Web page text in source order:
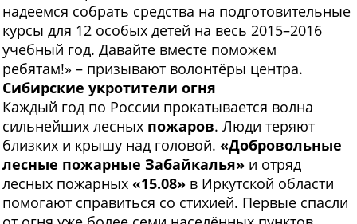
надеемся собрать средства на подготовительные
курсы для 12 особых детей на весь 2015–2016
учебный год. Давайте вместе поможем
ребятам!» – призывают волонтёры центра.
Сибирские укротители огня
Каждый год по России прокатывается волна
сильнейших лесных пожаров. Люди теряют
близких и крышу над головой. «Добровольные
лесные пожарные Забайкалья» и отряд
лесных пожарных «15.08» в Иркутской области
помогают справиться со стихией. Первые спасли